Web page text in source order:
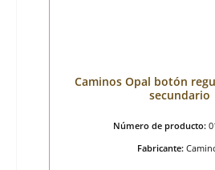
Caminos Opal botón
secundario
Número de producto:
Fabricante: